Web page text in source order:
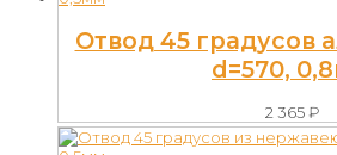
Отвод 45 градусов
d=570,
2 365₽